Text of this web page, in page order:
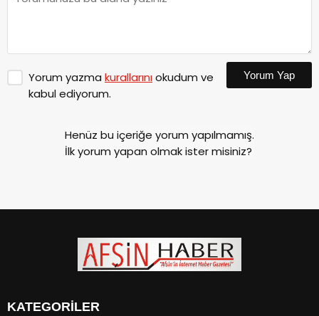
Yorum yazma kurallarınıokudum ve
kabul ediyorum.
Yorum Yap
Henüz bu içeriğe yorum yapılmamış.
İlk yorum yapan olmak ister misiniz?
KATEGORİLER